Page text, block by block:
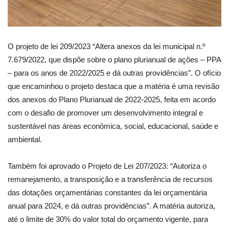
O projeto de lei 209/2023 “Altera anexos da lei municipal n.º
7.679/2022, que dispõe sobre o plano plurianual de ações – PPA
– para os anos de 2022/2025 e dá outras providências”. O ofício
que encaminhou o projeto destaca que a matéria é uma revisão
dos anexos do Plano Plurianual de 2022-2025, feita em acordo
com o desafio de promover um desenvolvimento integral e
sustentável nas áreas econômica, social, educacional, saúde e
ambiental.
Também foi aprovado o Projeto de Lei 207/2023: “Autoriza o
remanejamento, a transposição e a transferência de recursos
das dotações orçamentárias constantes da lei orçamentária
anual para 2024, e dá outras providências”. A matéria autoriza,
até o limite de 30% do valor total do orçamento vigente, para